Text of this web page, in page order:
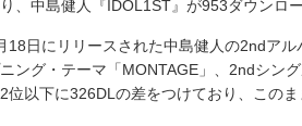
、中島健人『IDOL1ST』が953ダウンロ
日にリリースされた中島健人の2ndアル
ング・テーマ「MONTAGE」、2ndシン
位以下に326DLの差をつけており、このま